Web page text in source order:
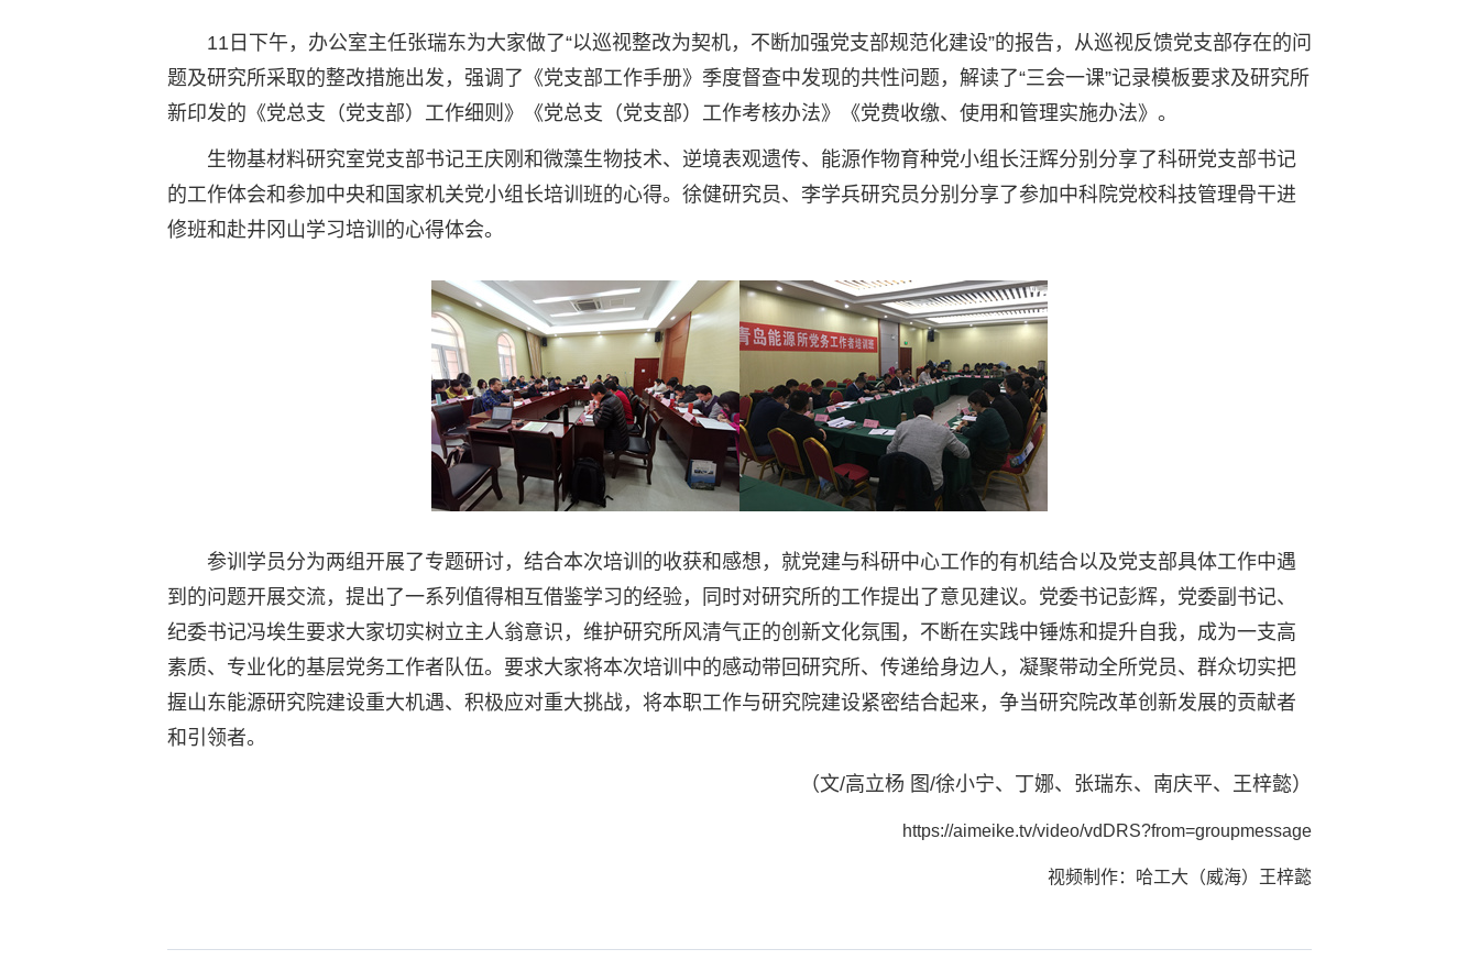
11日下午，办公室主任张瑞东为大家做了“以巡视整改为契机，不断加强党支部规范化建设”的报告，从巡视反馈党支部存在的问
题及研究所采取的整改措施出发，强调了《党支部工作手册》季度督查中发现的共性问题，解读了“三会一课”记录模板要求及研究所
新印发的《党总支（党支部）工作细则》《党总支（党支部）工作考核办法》《党费收缴、使用和管理实施办法》。
生物基材料研究室党支部书记王庆刚和微藻生物技术、逆境表观遗传、能源作物育种党小组长汪辉分别分享了科研党支部书记
的工作体会和参加中央和国家机关党小组长培训班的心得。徐健研究员、李学兵研究员分别分享了参加中科院党校科技管理骨干进
修班和赴井冈山学习培训的心得体会。
参训学员分为两组开展了专题研讨，结合本次培训的收获和感想，就党建与科研中心工作的有机结合以及党支部具体工作中遇
到的问题开展交流，提出了一系列值得相互借鉴学习的经验，同时对研究所的工作提出了意见建议。党委书记彭辉，党委副书记、
纪委书记冯埃生要求大家切实树立主人翁意识，维护研究所风清气正的创新文化氛围，不断在实践中锤炼和提升自我，成为一支高
素质、专业化的基层党务工作者队伍。要求大家将本次培训中的感动带回研究所、传递给身边人，凝聚带动全所党员、群众切实把
握山东能源研究院建设重大机遇、积极应对重大挑战，将本职工作与研究院建设紧密结合起来，争当研究院改革创新发展的贡献者
和引领者。
（文/高立杨 图/徐小宁、丁娜、张瑞东、南庆平、王梓懿）
https://aimeike.tv/video/vdDRS?from=groupmessage
视频制作：哈工大（威海）王梓懿